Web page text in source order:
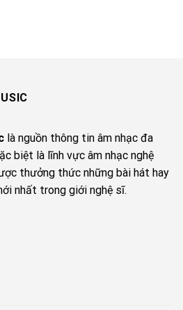
là nguồn thông tin âm nhạc đa
biệt là lĩnh vực âm nhạc nghệ
thưởng thức những bài hát hay
nhất trong giới nghệ sĩ.